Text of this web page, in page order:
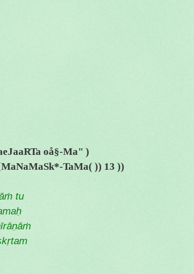
oå§-Ma" )
TaMa( )) 13 ))
tu